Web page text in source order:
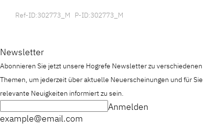
Ref-ID:302773_M P-ID:302773_M
Newsletter
Abonnieren Sie jetzt unsere Hogrefe Newsletter zu verschiedenen
Themen, um jederzeit über aktuelle Neuerscheinungen und für Sie
relevante Neuigkeiten informiert zu sein.
example@email.com
Anmelden